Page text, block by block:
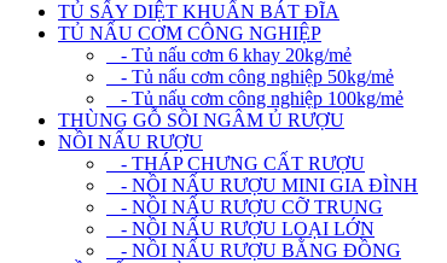
TỦ SẤY DIỆT KHUẨN BÁT ĐĨA
TỦ NẤU CƠM CÔNG NGHIỆP
- Tủ nấu cơm 6 khay 20kg/mẻ
- Tủ nấu cơm công nghiệp 50kg/mẻ
- Tủ nấu cơm công nghiệp 100kg/mẻ
THÙNG GỖ SỒI NGÂM Ủ RƯỢU
NỒI NẤU RƯỢU
- THÁP CHƯNG CẤT RƯỢU
- NỒI NẤU RƯỢU MINI GIA ĐÌNH
- NỒI NẤU RƯỢU CỠ TRUNG
- NỒI NẤU RƯỢU LOẠI LỚN
- NỒI NẤU RƯỢU BẰNG ĐỒNG